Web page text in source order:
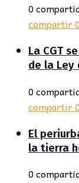
0
compartir0
La CGT
de la Ley
0
compartir0
El
la tierra
0